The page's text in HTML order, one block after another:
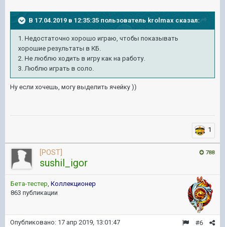
В 17.04.2019 в 12:35:35 пользователь krolmax сказал:
1. Недостаточно хорошо играю, чтобы показывать
хорошие результаты в КБ.
2. Не люблю ходить в игру как на работу.
3. Люблю играть в соло.
Ну если хочешь, могу выделить ячейку ))
1
788
[POST]
sushil_igor
Бета-тестер, Коллекционер
863 публикации
#6
Опубликовано: 17 апр 2019, 13:01:47